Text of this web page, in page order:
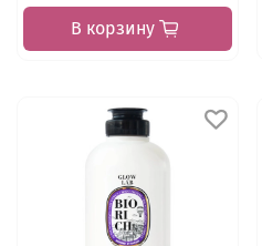
В корзину